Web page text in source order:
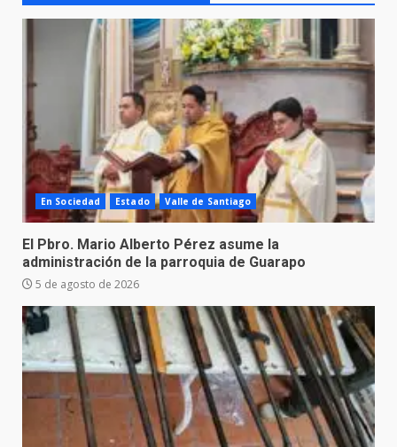
En Sociedad Estado Valle de Santiago
El Pbro. Mario Alberto Pérez asume la
administración de la parroquia de Guarapo
5 de agosto de 2026